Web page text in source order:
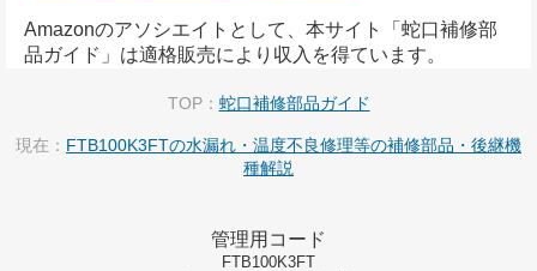
Amazonのアソシエイトとして、本サイト「蛇口補修部
品ガイド」は適格販売により収入を得ています。
TOP： 蛇口補修部品ガイド
現在： FTB100K3FTの水漏れ・温度不良修理等の補修部品・後継機
種解説
管理用コード
FTB100K3FT